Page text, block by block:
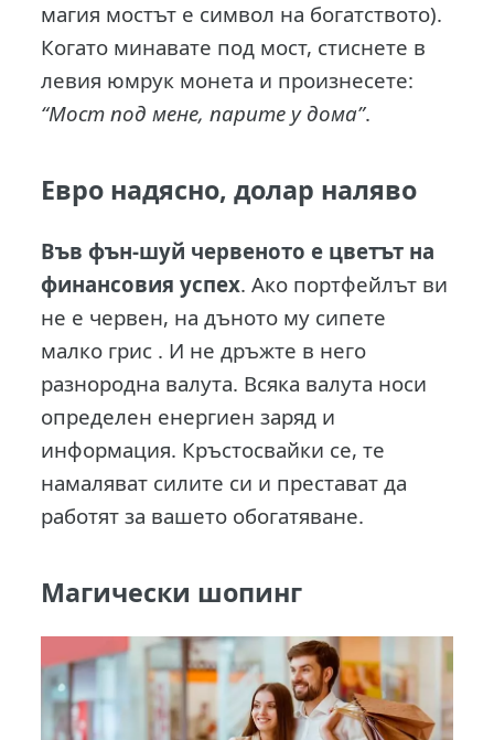
магия мостът е символ на богатството).
Когато минавате под мост, стиснете в
левия юмрук монета и произнесете:
“Мост под мене, парите у дома”.
Евро надясно, долар наляво
Във фън-шуй червеното е цветът на
финансовия успех. Ако портфейлът ви
не е червен, на дъното му сипете
малко грис . И не дръжте в него
разнородна валута. Всяка валута носи
определен енергиен заряд и
информация. Кръстосвайки се, те
намаляват силите си и престават да
работят за вашето обогатяване.
Магически шопинг